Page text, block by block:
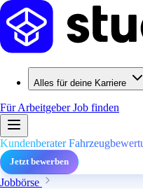
Alles für deine Karriere
Für ArbeitgeberJob finden
Kundenberater
Jetzt bewerben
Jobbörse